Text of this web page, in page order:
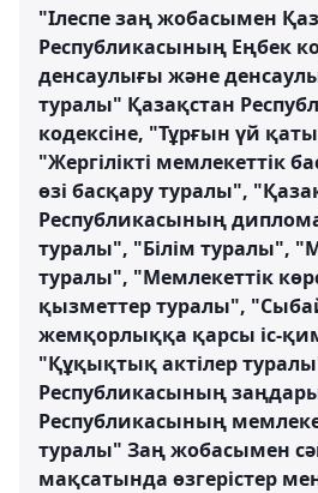
"Ілеспе заң жобасымен
Республикасының Еңбек
денсаулығы және
туралы" Қазақстан
кодексіне, "Тұрғын үй
"Жергілікті мемлекеттік
өзі басқару туралы",
Республикасының
туралы", "Білім туралы",
туралы", "Мемлекеттік
қызметтер туралы",
жемқорлыққа қарсы іс-
"Құқықтық актілер
Республикасының
Республикасының
туралы" Заң жобасымен
мақсатында өзгерістер